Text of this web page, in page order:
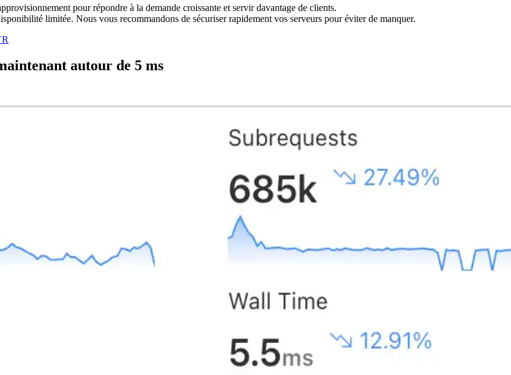
pour répondre à la demande croissante et servir davantage de clients.
limitée. Nous vous recommandons de sécuriser rapidement vos serveurs pour éviter de manquer.
autour de 5 ms